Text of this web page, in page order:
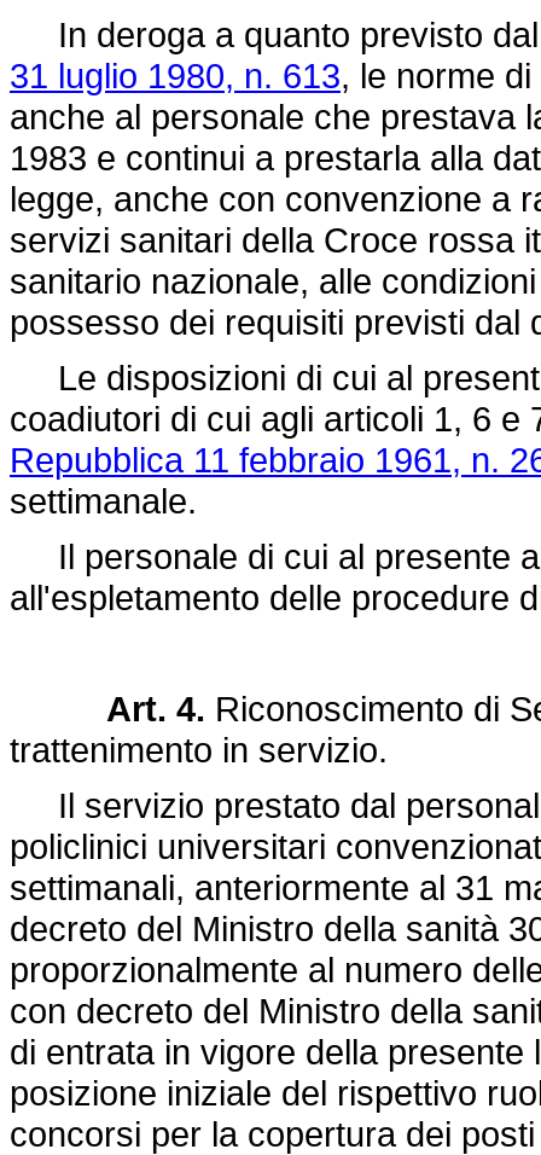
In deroga a quanto previsto
31 luglio 1980, n. 613, le norme
anche al personale che prestava
1983 e continui a prestarla alla
legge, anche con convenzione a
servizi sanitari della Croce rossa
sanitario nazionale, alle
possesso dei requisiti previsti dal
Le disposizioni di cui al
coadiutori di cui agli articoli 1, 6 e
Repubblica 11 febbraio 1961, n.
settimanale.
Il personale di cui al presente
all'espletamento delle procedure
Art. 4. Riconoscimento di
trattenimento in servizio.
Il servizio prestato dal
policlinici universitari
settimanali, anteriormente al 31
decreto del Ministro della sanità
proporzionalmente al numero
con decreto del Ministro della
di entrata in vigore della
posizione iniziale del rispettivo
concorsi per la copertura dei